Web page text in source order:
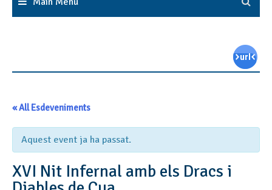
« All Esdeveniments
Aquest event ja ha passat.
XVI Nit Infernal amb els Dracs i